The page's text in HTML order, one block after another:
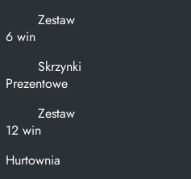
Zestaw
6 win
Skrzynki
Prezentowe
Zestaw
12 win
Hurtownia